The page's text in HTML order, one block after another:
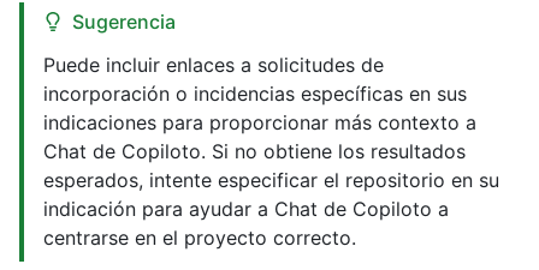
Sugerencia
Puede incluir enlaces a solicitudes de
incorporación o incidencias específicas en sus
indicaciones para proporcionar más contexto a
Chat de Copiloto. Si no obtiene los resultados
esperados, intente especificar el repositorio en su
indicación para ayudar a Chat de Copiloto a
centrarse en el proyecto correcto.